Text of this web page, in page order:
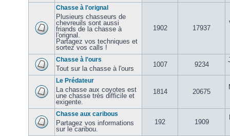
Chasse à l'orignal
Plusieurs chasseurs de
chevreuils sont aussi
friands de la chasse à
l'orignal.
Partagez vos techniques et
sortez vos calls !
1902 17937
Chasse à l'ours
Tout sur la chasse à l'ours
1007 9234
Le Prédateur
La chasse aux coyotes est
une chasse très difficile et
exigente.
1814 20675
Chasse aux caribous
Partagez vos informations
sur le caribou.
192 1909